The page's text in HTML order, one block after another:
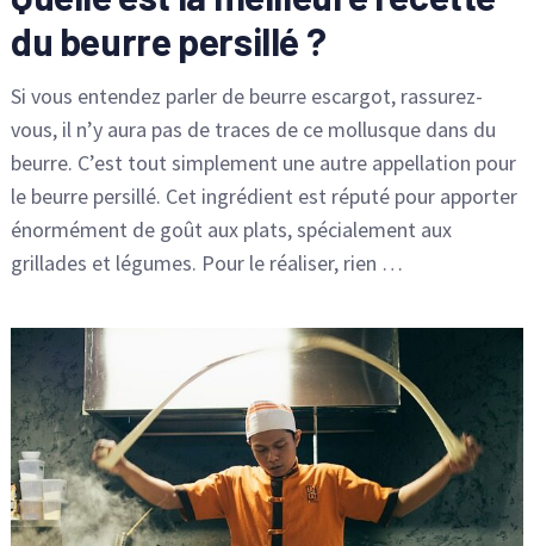
du beurre persillé ?
Si vous entendez parler de beurre escargot, rassurez-
vous, il n’y aura pas de traces de ce mollusque dans du
beurre. C’est tout simplement une autre appellation pour
le beurre persillé. Cet ingrédient est réputé pour apporter
énormément de goût aux plats, spécialement aux
grillades et légumes. Pour le réaliser, rien …